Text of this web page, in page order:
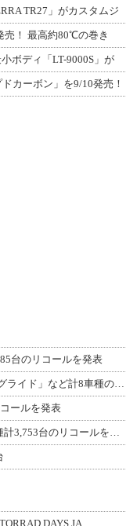
TR27」がカスタムジ
売！ 最高約80℃の巻き
ボディ「LT-9000S」が
カーボン」を9/10発売！
台のリコールを発表
【ハーレー】「スポーツスターS」「ロードグライド」など計8車種のリコールを発表
ールを発表
【トライアンフ】ボンネビル T100 など6車種計3,753台のリコールを発表
DAYS JA